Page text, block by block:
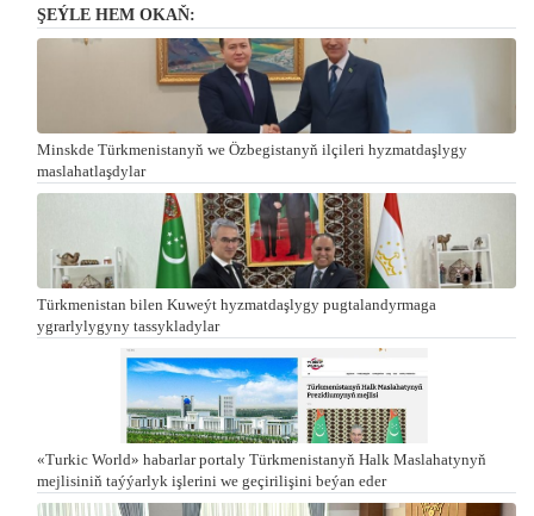
ŞEÝLE HEM OKAŇ:
Minskde Türkmenistanyň we Özbegistanyň ilçileri hyzmatdaşlygy
maslahatlaşdylar
Türkmenistan bilen Kuweýt hyzmatdaşlygy pugtalandyrmaga
ygrarlylygyny tassykladylar
«Turkic World» habarlar portaly Türkmenistanyň Halk Maslahatynyň
mejlisiniň taýýarlyk işlerini we geçirilişini beýan eder